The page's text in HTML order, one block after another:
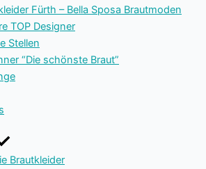
Fürth – Bella Sposa Brautmoden
TOP Designer
Stellen
“Die schönste Braut”
Brautkleider